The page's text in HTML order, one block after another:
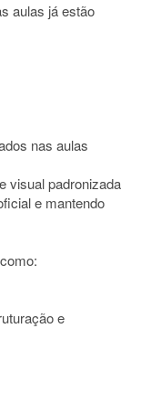
aulas já estão
nas aulas
visual padronizada
e mantendo
e